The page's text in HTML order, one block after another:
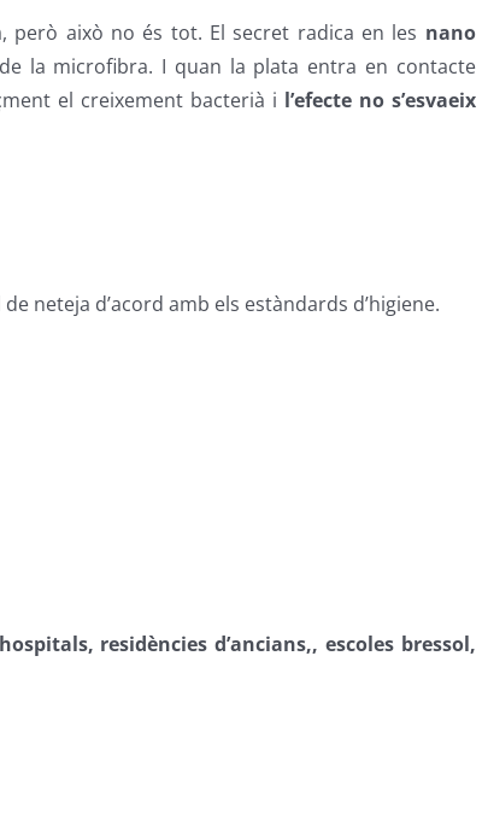
però això no és tot. El secret radica en les nano
la microfibra. I quan la plata entra en contacte
el creixement bacterià i l’efecte no s’esvaeix
neteja d’acord amb els estàndards d’higiene.
hospitals, residències d’ancians,, escoles bressol,